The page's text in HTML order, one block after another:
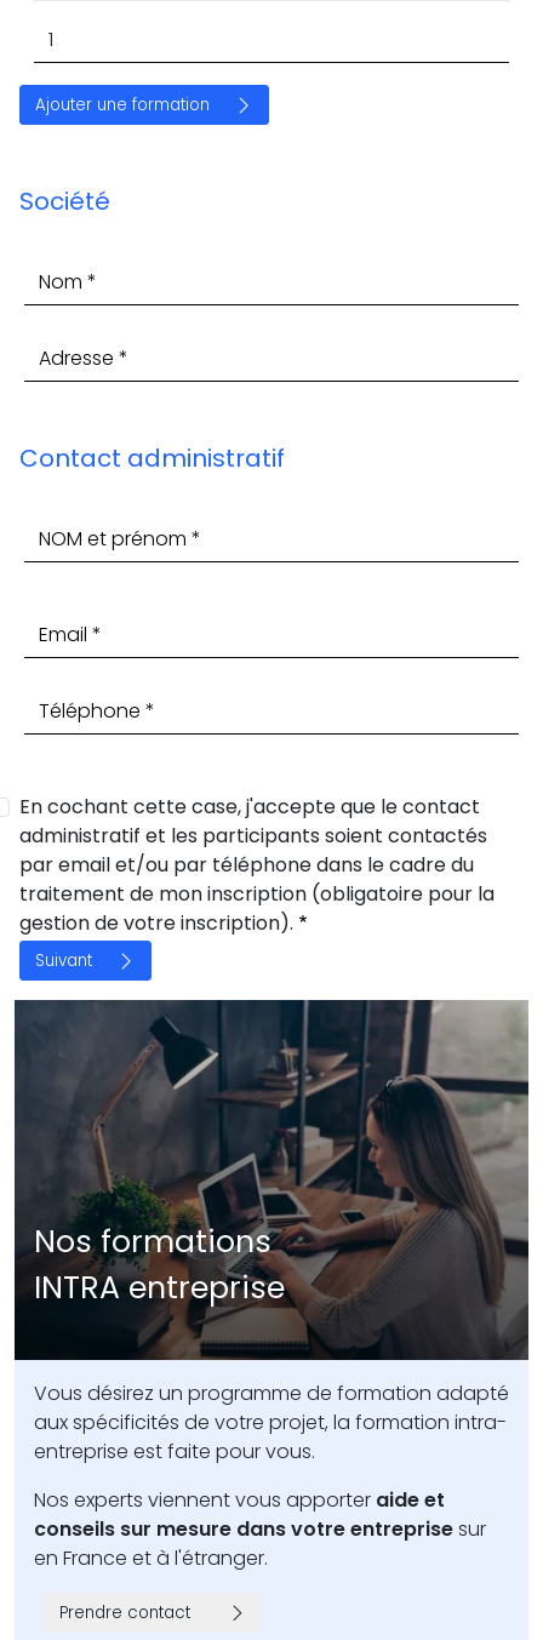
Nombre de participants
Société
Contact administratif
En cochant cette case, j'accepte que le contact
administratif et les participants soient contactés
par email et/ou par téléphone dans le cadre du
traitement de mon inscription (obligatoire pour la
gestion de votre inscription).
Nos formations
INTRA entreprise
Vous désirez un programme de formation adapté
aux spécificités de votre projet, la formation intra-
entreprise est faite pour vous.
Nos experts viennent vous apporter aide et
conseils sur mesure dans votre entreprisesur
en France et à l'étranger.
Prendre contact